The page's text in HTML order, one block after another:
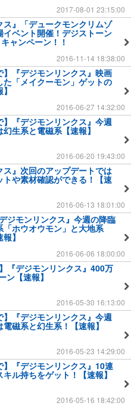
2017-08-01 23:15:00
ス』「デュークモンクリムゾ
イベント開催！デジストーン
ャンペーン！！
2016-11-14 18:38:00
】『デジモンリンクス』映画
た「メイクーモン」ゲットの
2016-06-27 14:32:00
】『デジモンリンクス』今週
生系と電磁系【速報】
2016-06-20 19:43:00
ス』次回のアップデートでは
トや素材確認ができる！【速
2016-06-13 18:01:00
ジモンリンクス』今週の降臨
「ホウオウモン」と大地系
】
2016-06-06 18:00:00
『デジモンリンクス』400万
ン【速報】
2016-05-30 16:13:00
】『デジモンリンクス』今週
磁系と幻生系！【速報】
2016-05-23 14:29:00
】『デジモンリンクス』10連
ル持ちをゲット！【速報】
2016-05-16 18:42:00